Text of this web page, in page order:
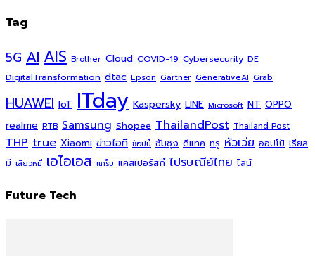
Tag
5G AI AIS Brother Cloud COVID-19 Cybersecurity DE
DigitalTransformation dtac Epson Gartner GenerativeAI Grab
HUAWEI IoT ITday Kaspersky LINE Microsoft NT OPPO
realme RTB Samsung Shopee ThailandPost Thailand Post
THP true Xiaomi ข่าวไอที ช้อปปี้ ซัมซุง ดีแทค ทรู หัวเว่ย ออปโป้ เรียล
มี เสียวหมี่ เอไอเอส แกร็บ แคสเปอร์สกี้ ไปรษณีย์ไทย ไลน์
Future Tech